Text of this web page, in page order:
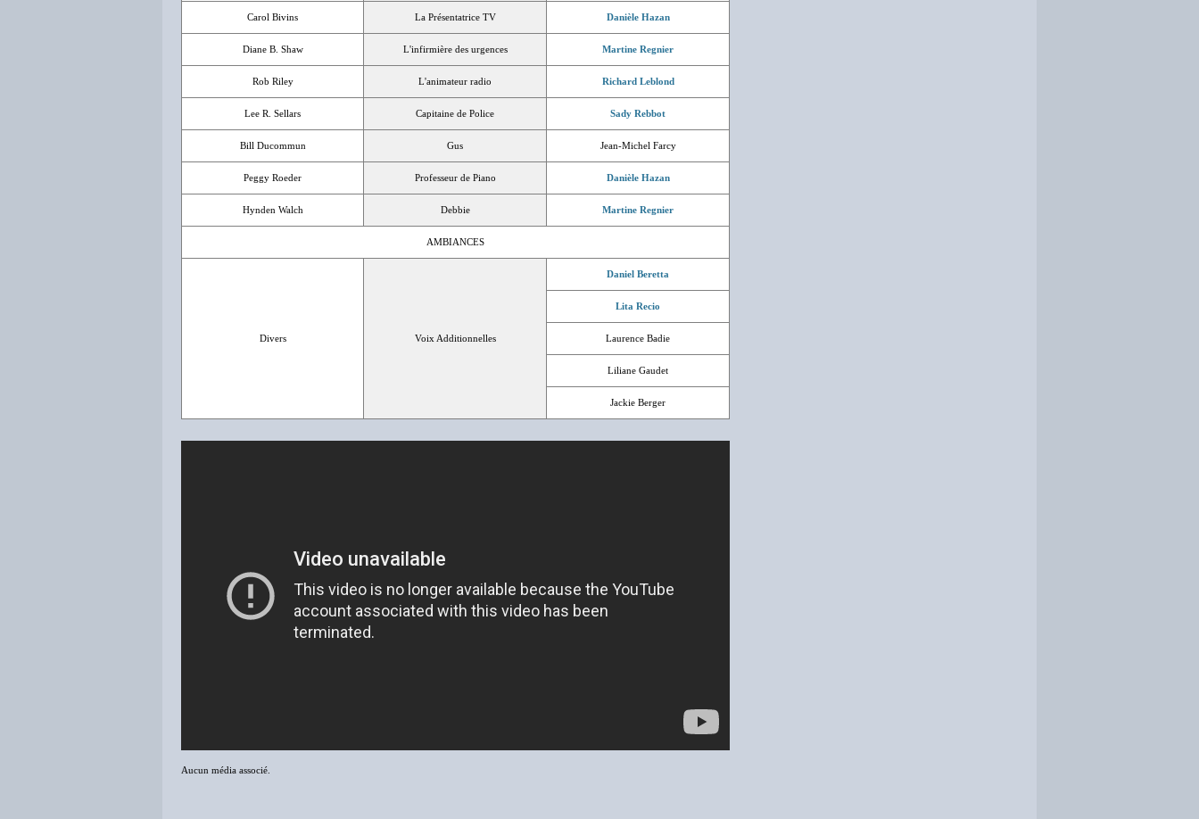
Carol Bivins La Présentatrice TV Danièle Hazan
Diane B. Shaw L'infirmière des urgences Martine Regnier
Rob Riley L'animateur radio Richard Leblond
Lee R. Sellars Capitaine de Police Sady Rebbot
Bill Ducommun Gus Jean-Michel Farcy
Peggy Roeder Professeur de Piano Danièle Hazan
Hynden Walch Debbie Martine Regnier
AMBIANCES
Divers Voix Additionnelles
Daniel Beretta
Lita Recio
Laurence Badie
Liliane Gaudet
Jackie Berger
Aucun média associé.